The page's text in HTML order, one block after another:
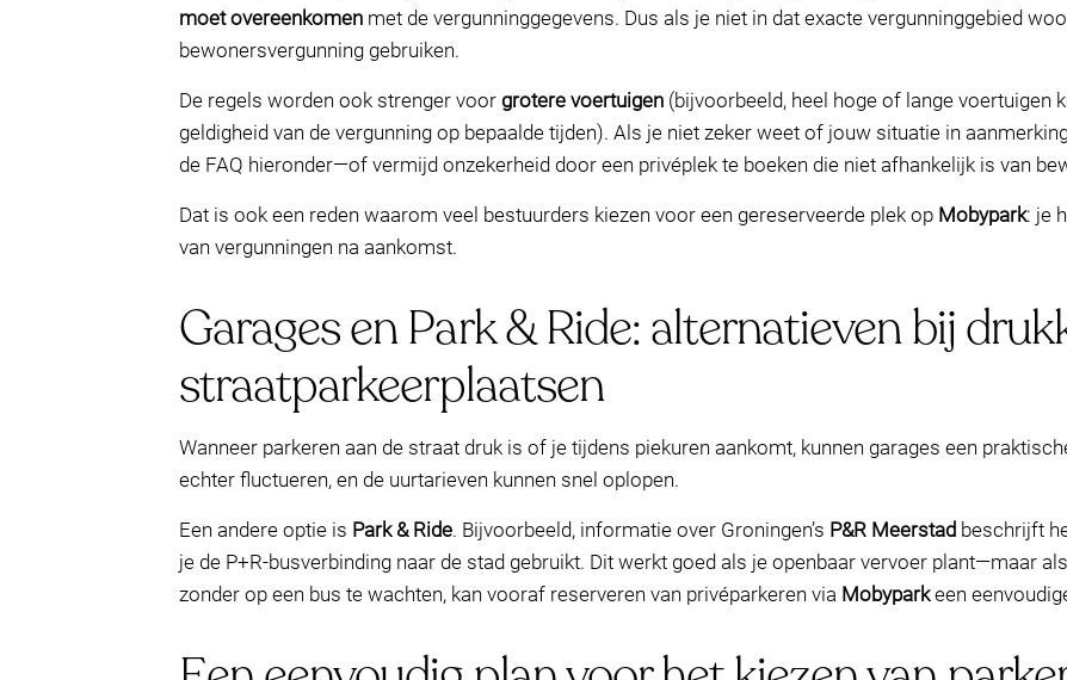
moet overeenkomen met de vergunninggegevens. Dus als je niet in dat exacte vergunninggebied
bewonersvergunning gebruiken.
De regels worden ook strenger voor grotere voertuigen (bijvoorbeeld, heel hoge of lange voertuigen
geldigheid van de vergunning op bepaalde tijden). Als je niet zeker weet of jouw situatie in
de FAQ hieronder—of vermijd onzekerheid door een privéplek te boeken die niet afhankelijk is van
Dat is ook een reden waarom veel bestuurders kiezen voor een gereserveerde plek op Mobypark: je
van vergunningen na aankomst.
Garages en Park & Ride: alternatieven bij
straatparkeerplaatsen
Wanneer parkeren aan de straat druk is of je tijdens piekuren aankomt, kunnen garages een
echter fluctueren, en de uurtarieven kunnen snel oplopen.
Een andere optie is Park & Ride. Bijvoorbeeld, informatie over Groningen’s P&R Meerstad beschrijft
je de P+R-busverbinding naar de stad gebruikt. Dit werkt goed als je openbaar vervoer plant—maar
zonder op een bus te wachten, kan vooraf reserveren van privéparkeren via Mobyparkeen